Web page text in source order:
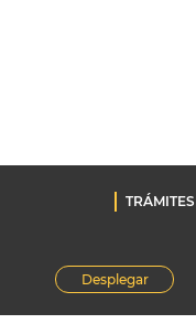
TRÁMITES
Desplegar